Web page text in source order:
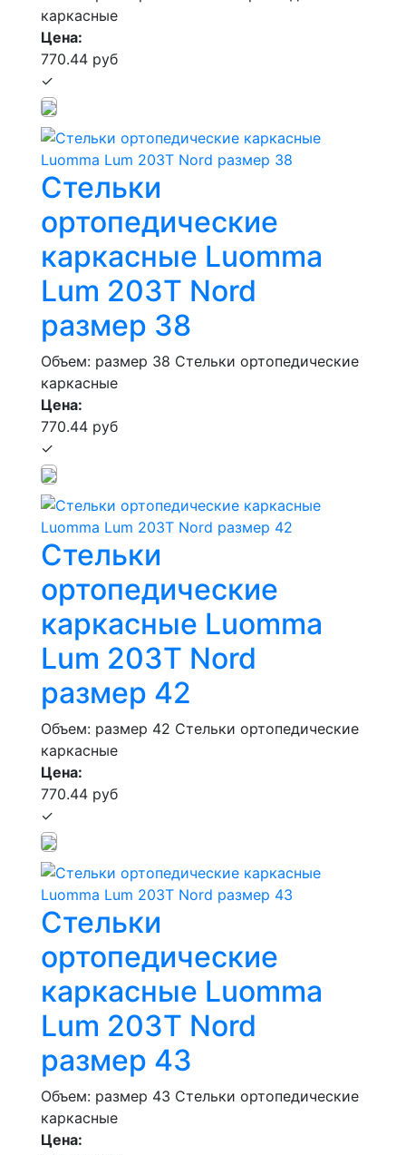
каркасные
Цена:
770.44 руб
✓
Стельки
ортопедические
каркасные Luomma
Lum 203Т Nord
размер 38
Объем: размер 38 Стельки ортопедические
каркасные
Цена:
770.44 руб
✓
Стельки
ортопедические
каркасные Luomma
Lum 203Т Nord
размер 42
Объем: размер 42 Стельки ортопедические
каркасные
Цена:
770.44 руб
✓
Стельки
ортопедические
каркасные Luomma
Lum 203Т Nord
размер 43
Объем: размер 43 Стельки ортопедические
каркасные
Цена: